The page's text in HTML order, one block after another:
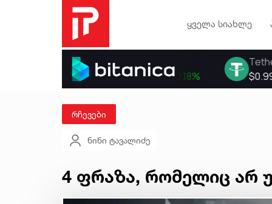
ყველა სიახლე
რჩევები
ნინი ტავალიძე
4 ფრაზა, რომელიც არ